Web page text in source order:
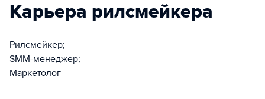
Карьера рилсмейкера
Рилсмейкер;
SMM-менеджер;
Маркетолог